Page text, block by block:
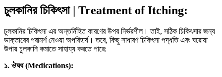
চুলকানির চিকিৎসা | Treatment of Itching:
চুলকানির চিকিৎসা এর অন্তর্নিহিত কারণের উপর নির্ভরশীল। তাই, সঠিক চিকিৎসার জন্য
ডাক্তারের পরামর্শ নেওয়া অপরিহার্য। তবে, কিছু সাধারণ চিকিৎসা পদ্ধতি এবং ঘরোয়া
উপায় চুলকানি কমাতে সাহায্য করতে পারে:
১. ঔষধ (Medications):